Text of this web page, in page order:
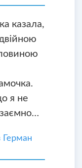
казала,
я не
Герман